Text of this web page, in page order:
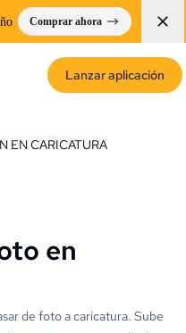
Comprar ahora
Lanzar aplicación
EN CARICATURA
en
de foto a caricatura. Sube